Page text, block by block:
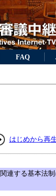
FAQ
はじめから再
連する基本法